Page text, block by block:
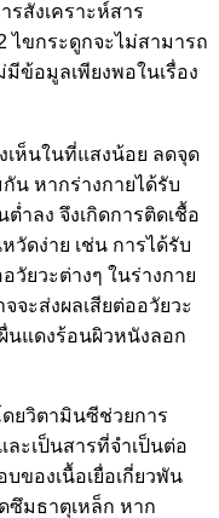
รสังเคราะห์สาร
ไขกระดูกจะไม่สามารถ
มีข้อมูลเพียงพอในเรื่อง
ห็นในที่แสงน้อย ลดจุด
น หากร่างกายได้รับ
ำลง จึงเกิดการติดเชื้อ
วัดง่าย เช่น การได้รับ
วัยวะต่างๆ ในร่างกาย
จะส่งผลเสียต่ออวัยวะ
นแดงร้อนผิวหนังลอก
วิตามินซีช่วยการ
ละเป็นสารที่จำเป็นต่อ
ของเนื้อเยื่อเกี่ยวพัน
ซึมธาตุเหล็ก หาก